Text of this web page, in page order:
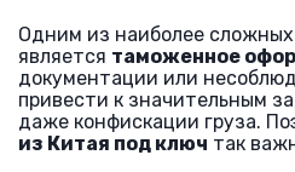
Одним из наиболее
является таможенное
документации или
привести к значительным
даже конфискации груза.
из Китая под ключ так